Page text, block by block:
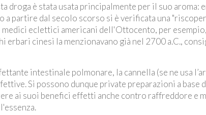
droga è stata usata principalmente per il suo
partire dal secolo scorso si è verificata una
eclettici americani dell'Ottocento, per
cinesi la menzionavano già nel 2700 a.C.,
intestinale polmonare, la cannella (se ne usa
Si possono dunque private preparazioni a
ai suoi benefici effetti anche contro raffreddore e